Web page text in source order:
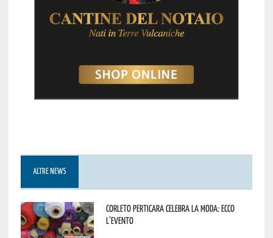
ALTRE NEWS
Corleto Perticara celebra la moda: ecco
l’evento